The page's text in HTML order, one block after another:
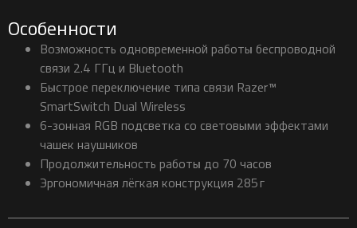
Особенности
Возможность одновременной работы беспроводной
связи 2.4 ГГц и Bluetooth
Быстрое переключение типа связи Razer™
SmartSwitch Dual Wireless
6-зонная RGB подсветка со световыми эффектами
чашек наушников
Продолжительность работы до 70 часов
Эргономичная лёгкая конструкция 285 г